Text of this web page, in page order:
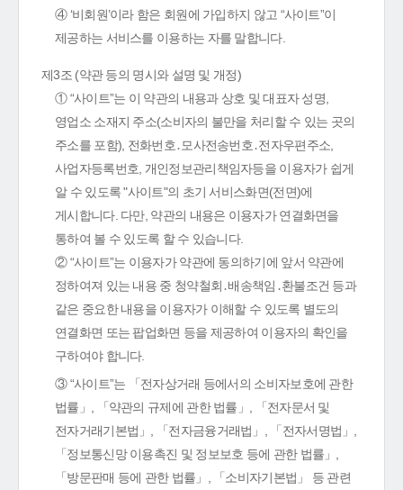
④ ‘비회원’이라 함은 회원에 가입하지 않고 “사이트”이
제공하는 서비스를 이용하는 자를 말합니다.
제3조 (약관 등의 명시와 설명 및 개정)
① “사이트”는 이 약관의 내용과 상호 및 대표자 성명,
영업소 소재지 주소(소비자의 불만을 처리할 수 있는 곳의
주소를 포함), 전화번호․모사전송번호․전자우편주소,
사업자등록번호, 개인정보관리책임자등을 이용자가 쉽게
알 수 있도록 "사이트"의 초기 서비스화면(전면)에
게시합니다. 다만, 약관의 내용은 이용자가 연결화면을
통하여 볼 수 있도록 할 수 있습니다.
② “사이트”는 이용자가 약관에 동의하기에 앞서 약관에
정하여져 있는 내용 중 청약철회․배송책임․환불조건 등과
같은 중요한 내용을 이용자가 이해할 수 있도록 별도의
연결화면 또는 팝업화면 등을 제공하여 이용자의 확인을
구하여야 합니다.
③ “사이트”는 「전자상거래 등에서의 소비자보호에 관한
법률」, 「약관의 규제에 관한 법률」, 「전자문서 및
전자거래기본법」, 「전자금융거래법」, 「전자서명법」,
「정보통신망 이용촉진 및 정보보호 등에 관한 법률」,
「방문판매 등에 관한 법률」, 「소비자기본법」 등 관련